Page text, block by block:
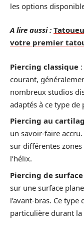
les options
A lire aussi :
votre premier
Piercing classique
courant,
nombreux studios
adaptés à ce type de
Piercing au
un savoir-faire
sur différentes
l’hélix.
Piercing de surface
sur une surface
l’avant-bras. Ce
particulière durant la